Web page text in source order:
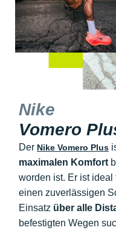
Nike
Vomero
Der Nike Vomero Plus
maximalen Komfort
worden ist. Er ist
einen zuverlässigen
Einsatz über alle
befestigten Wegen